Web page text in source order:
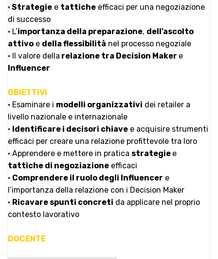
• Strategie e tattiche efficaci per una negoziazione
di successo
• L’importanza della preparazione, dell’ascolto
attivo e della flessibilità nel processo negoziale
• Il valore della relazione tra Decision Maker e
Influencer
OBIETTIVI
• Esaminare i modelli organizzativi dei retailer a
livello nazionale e internazionale
• Identificare i decisori chiave e acquisire strumenti
efficaci per creare una relazione profittevole tra loro
• Apprendere e mettere in pratica strategie e
tattiche di negoziazione efficaci
• Comprendere il ruolo degli Influencer e
l’importanza della relazione con i Decision Maker
• Ricavare spunti concreti da applicare nel proprio
contesto lavorativo
DOCENTE